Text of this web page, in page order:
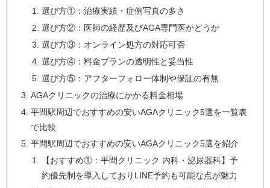
選び方①：治療実績・症例写真の多さ
選び方②：医師の経歴及びAGA専門医かどうか
選び方③：オンライン処方の対応可否
選び方④：料金プランの透明性と妥当性
選び方⑤：アフターフォロー体制や保証の有無
AGAクリニックの治療にかかる料金相場
平間駅周辺でおすすめの安いAGAクリニック5選を一覧表
で比較
平間駅周辺でおすすめの安いAGAクリニック5選を紹介
【おすすめ①：平間クリニック 内科・泌尿器科】予
約優先制を導入しておりLINE予約も可能な点が魅力